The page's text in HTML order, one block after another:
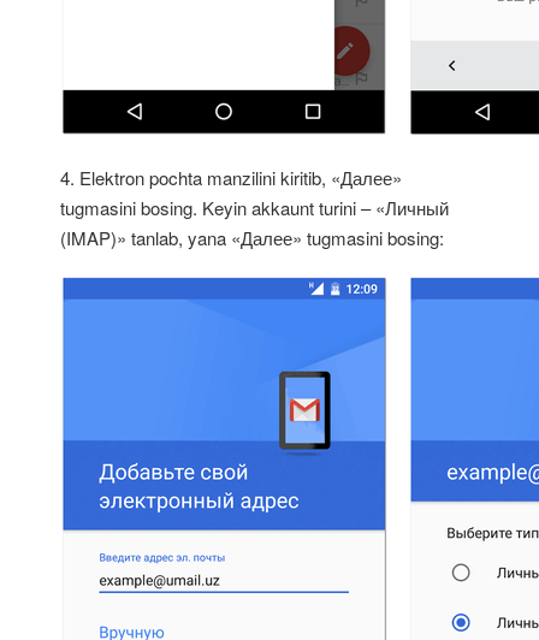
4. Elektron pochta manzilini kiritib, «Далее»
tugmasini bosing. Keyin akkaunt turini – «Личный
(IMAP)» tanlab, yana «Далее» tugmasini bosing: